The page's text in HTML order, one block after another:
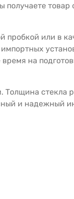
товар
пробкой или в
на
Толщина стекла
и надежный